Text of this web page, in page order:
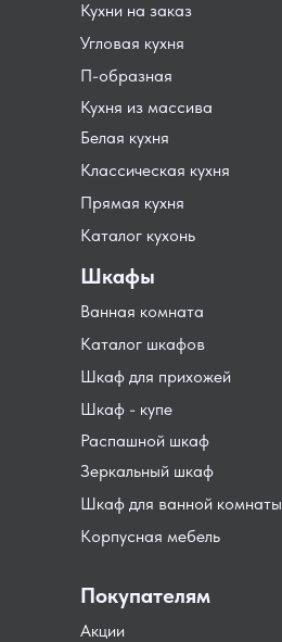
Распашной шкаф
Шкаф для прихожей
Шкаф - купе
Каталог шкафов
Шкаф для ванной комнаты
Зеркальный шкаф
Корпусная мебель
Ванная комната
Акции
Кухня из массива
Угловая кухня
Кухни на заказ
П-образная
Классическая кухня
Белая кухня
Покупателям
Шкафы
Прямая кухня
Каталог кухонь